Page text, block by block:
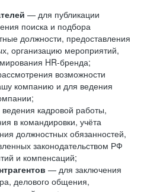
— для публикации
поиска и подбора
должности, предоставления
организацию мероприятий,
HR-бренда;
возможности
компанию и для ведения
кадровой работы,
в командировки, учёта
должностных обязанностей,
законодательством РФ
и компенсаций;
— для заключения
делового общения,